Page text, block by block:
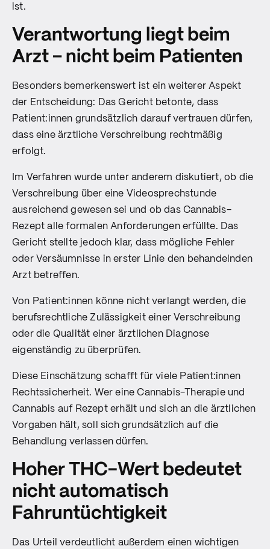
ist.
Verantwortung liegt beim
Arzt – nicht beim Patienten
Besonders bemerkenswert ist ein weiterer Aspekt
der Entscheidung: Das Gericht betonte, dass
Patient:innen grundsätzlich darauf vertrauen dürfen,
dass eine ärztliche Verschreibung rechtmäßig
erfolgt.
Im Verfahren wurde unter anderem diskutiert, ob die
Verschreibung über eine Videosprechstunde
ausreichend gewesen sei und ob das Cannabis-
Rezept alle formalen Anforderungen erfüllte. Das
Gericht stellte jedoch klar, dass mögliche Fehler
oder Versäumnisse in erster Linie den behandelnden
Arzt betreffen.
Von Patient:innen könne nicht verlangt werden, die
berufsrechtliche Zulässigkeit einer Verschreibung
oder die Qualität einer ärztlichen Diagnose
eigenständig zu überprüfen.
Diese Einschätzung schafft für viele Patient:innen
Rechtssicherheit. Wer eine Cannabis-Therapie und
Cannabis auf Rezept erhält und sich an die ärztlichen
Vorgaben hält, soll sich grundsätzlich auf die
Behandlung verlassen dürfen.
Hoher THC-Wert bedeutet
nicht automatisch
Fahruntüchtigkeit
Das Urteil verdeutlicht außerdem einen wichtigen